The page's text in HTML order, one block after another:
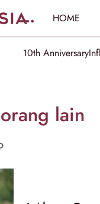
HOME
10th Anniversary
lain